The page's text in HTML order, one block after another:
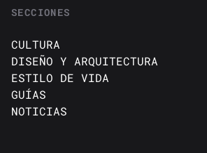
SECCIONES
CULTURA
DISEÑO Y ARQUITECTURA
ESTILO DE VIDA
GUÍAS
NOTICIAS